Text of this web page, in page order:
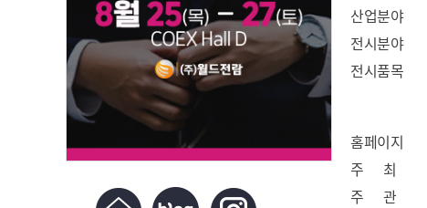
산업분야
전시분야
전시품목
홈페이지
주 최
주 관